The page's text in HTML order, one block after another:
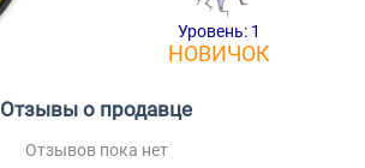
Уровень: 1
НОВИЧОК
Отзывы о продавце
Отзывов пока нет